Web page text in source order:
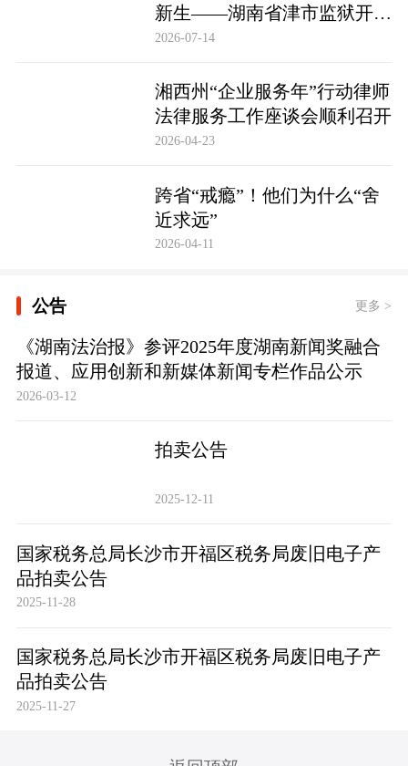
新生——湖南省津市监狱开展
基层警察教育改造专项技能培
2026-07-14
湘西州“企业服务年”行动律师
法律服务工作座谈会顺利召开
2026-04-23
跨省“戒瘾”！他们为什么“舍
近求远”
2026-04-11
公告 更多 >
《湖南法治报》参评2025年度湖南新闻奖融合
报道、应用创新和新媒体新闻专栏作品公示
2026-03-12
拍卖公告
2025-12-11
国家税务总局长沙市开福区税务局废旧电子产
品拍卖公告
2025-11-28
国家税务总局长沙市开福区税务局废旧电子产
品拍卖公告
2025-11-27